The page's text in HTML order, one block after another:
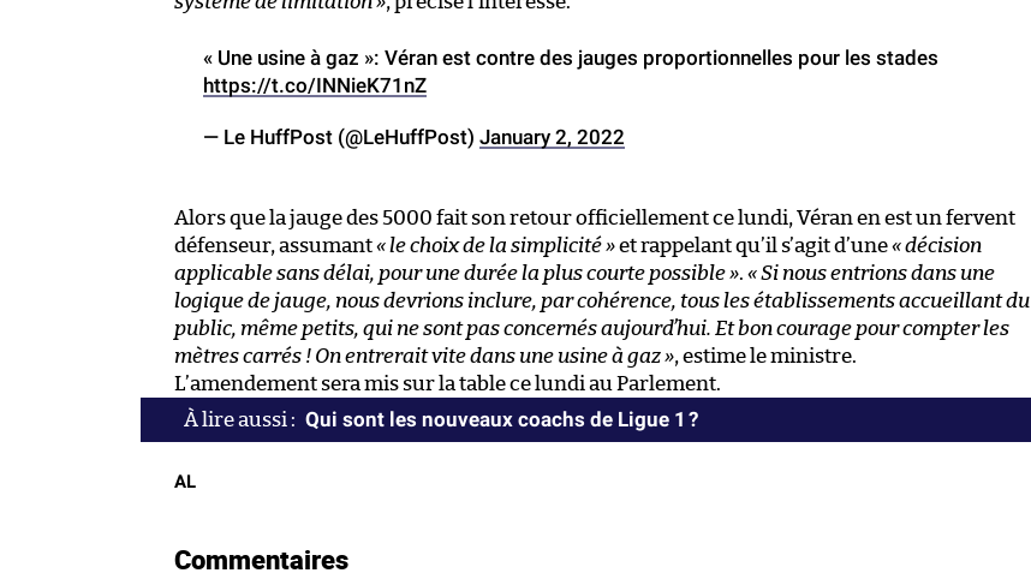
« Une usine à gaz »: Véran est contre des jauges proportionnelles pour les stades
https://t.co/INNieK71nZ
— Le HuffPost (@LeHuffPost) January 2, 2022
Alors que la jauge des 5000 fait son retour officiellement ce lundi, Véran en est un fervent
défenseur, assumant« le choix de la simplicité »et rappelant qu’il s’agit d’une« décision
applicable sans délai, pour une durée la plus courte possible ». « Si nous entrions dans une
logique de jauge, nous devrions inclure, par cohérence, tous les établissements accueillant du
public, même petits, qui ne sont pas concernés aujourd’hui. Et bon courage pour compter les
mètres carrés ! On entrerait vite dans une usine à gaz », estime le ministre.
L’amendement sera mis sur la table ce lundi au Parlement.
Qui sont les nouveaux coachs de Ligue 1 ?
AL
Commentaires